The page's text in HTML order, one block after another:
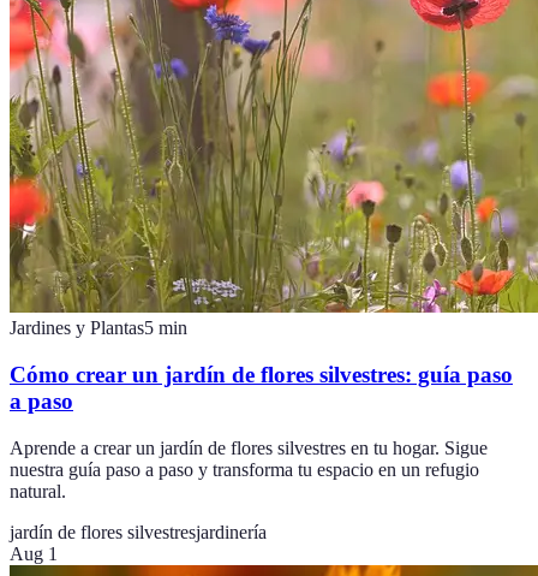
Jardines y Plantas5 min
Cómo crear un jardín de flores silvestres: guía paso
a paso
Aprende a crear un jardín de flores silvestres en tu hogar. Sigue
nuestra guía paso a paso y transforma tu espacio en un refugio
natural.
jardín de flores silvestresjardinería
Aug 1